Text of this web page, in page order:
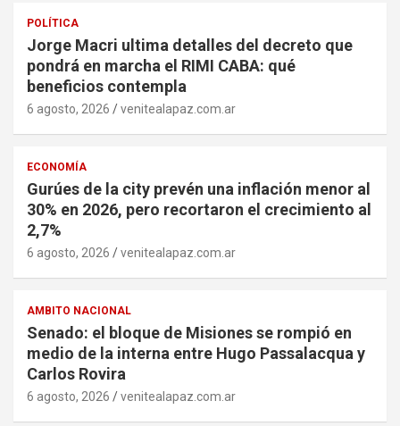
POLÍTICA
Jorge Macri ultima detalles del decreto que
pondrá en marcha el RIMI CABA: qué
beneficios contempla
6 agosto, 2026 venitealapaz.com.ar
ECONOMÍA
Gurúes de la city prevén una inflación menor al
30% en 2026, pero recortaron el crecimiento al
2,7%
6 agosto, 2026 venitealapaz.com.ar
AMBITO NACIONAL
Senado: el bloque de Misiones se rompió en
medio de la interna entre Hugo Passalacqua y
Carlos Rovira
6 agosto, 2026 venitealapaz.com.ar